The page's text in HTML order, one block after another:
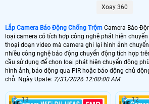
Lắp Camera Ip Wifi EBO2
🔗 Lắp Chống Trộm Dahua Hikvision
8.800,000 VNĐ Camera Chống Trộm Dahua
🔥 4 Camera Chống Trộm Dahua Giá Rẻ
Xoay 360
Lắp Camera Báo Động Chống Trộm Camera Báo
loại camera có tích hợp công nghệ phát hiện
thoại đoạn video mà camera ghi lại hình ảnh
nhiều công nghệ báo động chuyển động tích hợp
cầu sử dụng để chọn loại phát hiện chuyển động
hình ảnh, báo động qua PIR hoặc báo động chủ
chỗ. Ngày Upate: 7/31/2026 12:00:00 AM
13 12